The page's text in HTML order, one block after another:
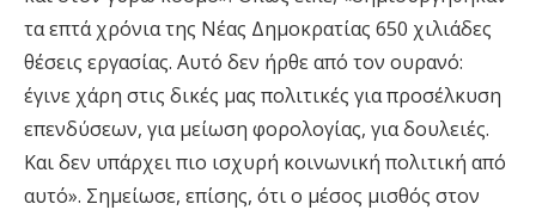
τα επτά χρόνια της Νέας Δημοκρατίας 650 χιλιάδες
θέσεις εργασίας. Αυτό δεν ήρθε από τον ουρανό:
έγινε χάρη στις δικές μας πολιτικές για προσέλκυση
επενδύσεων, για μείωση φορολογίας, για δουλειές.
Και δεν υπάρχει πιο ισχυρή κοινωνική πολιτική από
αυτό». Σημείωσε, επίσης, ότι ο μέσος μισθός στον